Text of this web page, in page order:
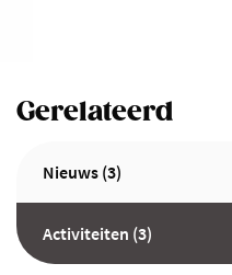
Gerelateerd
Nieuws (3)
Activiteiten (3)